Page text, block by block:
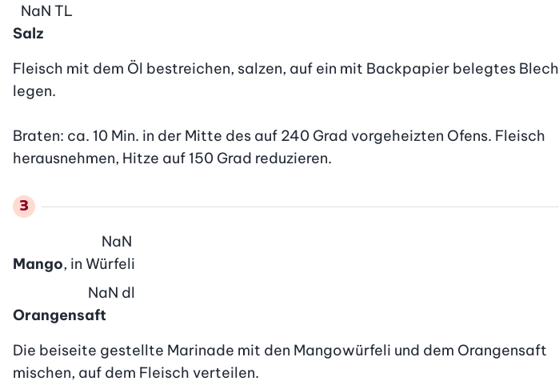
Salz
NaN TL
Fleisch mit dem Öl bestreichen, salzen, auf ein mit Backpapier belegtes Blech
legen.
Braten: ca. 10 Min. in der Mitte des auf 240 Grad vorgeheizten Ofens. Fleisch
herausnehmen, Hitze auf 150 Grad reduzieren.
Mango, in Würfeli
NaN
Orangensaft
NaN dl
Die beiseite gestellte Marinade mit den Mangowürfeli und dem Orangensaft
mischen, auf dem Fleisch verteilen.